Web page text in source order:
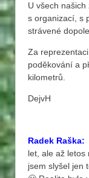
U všech
s organizací, s
strávené
Za
poděkování a
kilometrů.
DejvH
Radek Raška:
let, ale až letos
jsem slyšel jen